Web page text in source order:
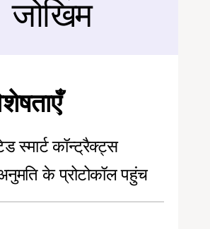
जोखिम
स्मार्ट कॉन्ट्रैक्ट्स
के प्रोटोकॉल पहुंच